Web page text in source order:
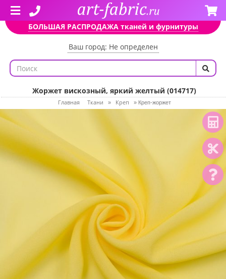
БОЛЬШАЯ РАСПРОДАЖА тканей и фурнитуры
Ваш город: Не определен
Жоржет вискозный, яркий желтый (014717)
Главная Ткани » Креп » Креп-жоржет